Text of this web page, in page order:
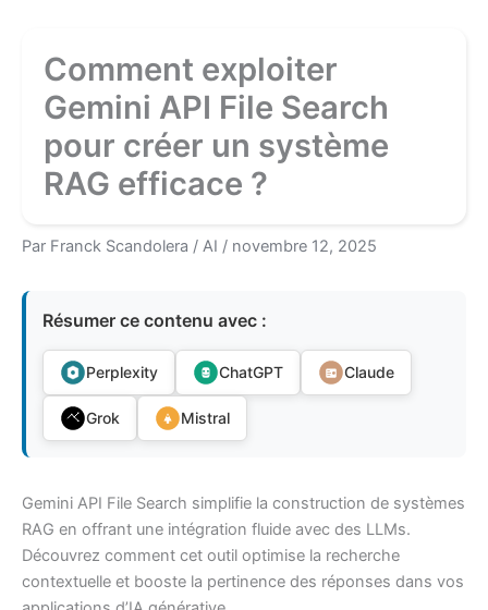
Comment exploiter
Gemini API File Search
pour créer un système
RAG efficace ?
Par Franck Scandolera / AI / novembre 12, 2025
Résumer ce contenu avec :
Perplexity ChatGPT Claude
Grok Mistral
Gemini API File Search simplifie la construction de systèmes
RAG en offrant une intégration fluide avec des LLMs.
Découvrez comment cet outil optimise la recherche
contextuelle et booste la pertinence des réponses dans vos